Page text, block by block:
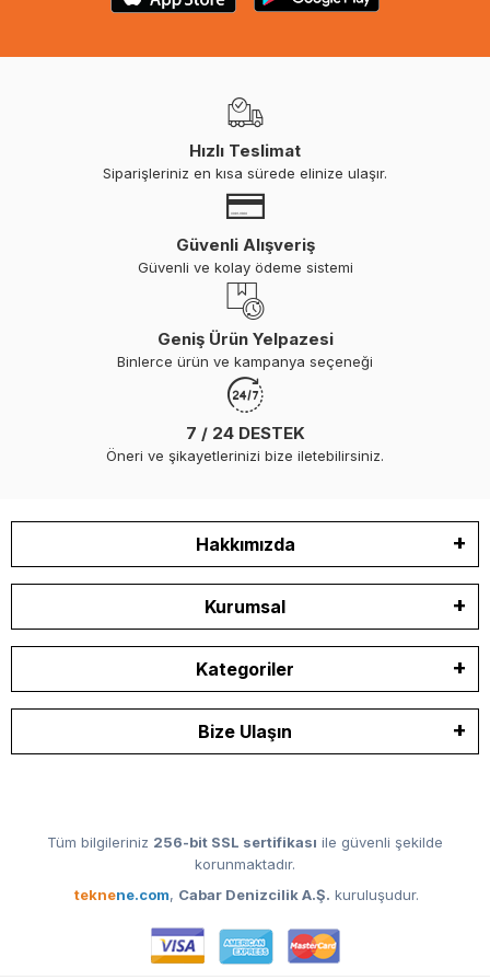
Hızlı Teslimat
Siparişleriniz en kısa sürede elinize ulaşır.
Güvenli Alışveriş
Güvenli ve kolay ödeme sistemi
Geniş Ürün Yelpazesi
Binlerce ürün ve kampanya seçeneği
7 / 24 DESTEK
Öneri ve şikayetlerinizi bize iletebilirsiniz.
Hakkımızda
Kurumsal
Kategoriler
Bize Ulaşın
Tüm bilgileriniz 256-bit SSL sertifikası ile güvenli şekilde
korunmaktadır.
teknene.com, Cabar Denizcilik A.Ş. kuruluşudur.